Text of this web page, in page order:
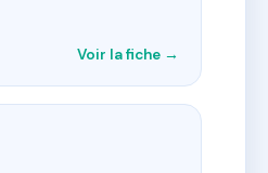
Voir la fiche →